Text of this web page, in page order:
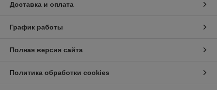
Доставка и оплата
График работы
Полная версия сайта
Политика обработки cookies